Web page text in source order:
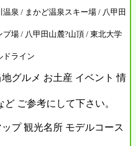
泉 / まかど温泉スキー場 / 八甲田
場 / 八甲田山麓?山頂 / 東北大学
ライン
グルメ お土産 イベント 情
ど ご参考にして下さい。
プ 観光名所 モデルコース